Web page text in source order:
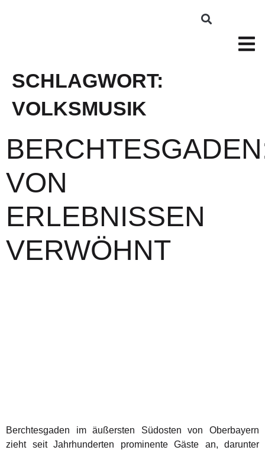
SCHLAGWORT:
VOLKSMUSIK
VON
ERLEBNISSEN
VERWÖHNT
Berchtesgaden im äußersten Südosten von Oberbayern
zieht seit Jahrhunderten prominente Gäste an, darunter